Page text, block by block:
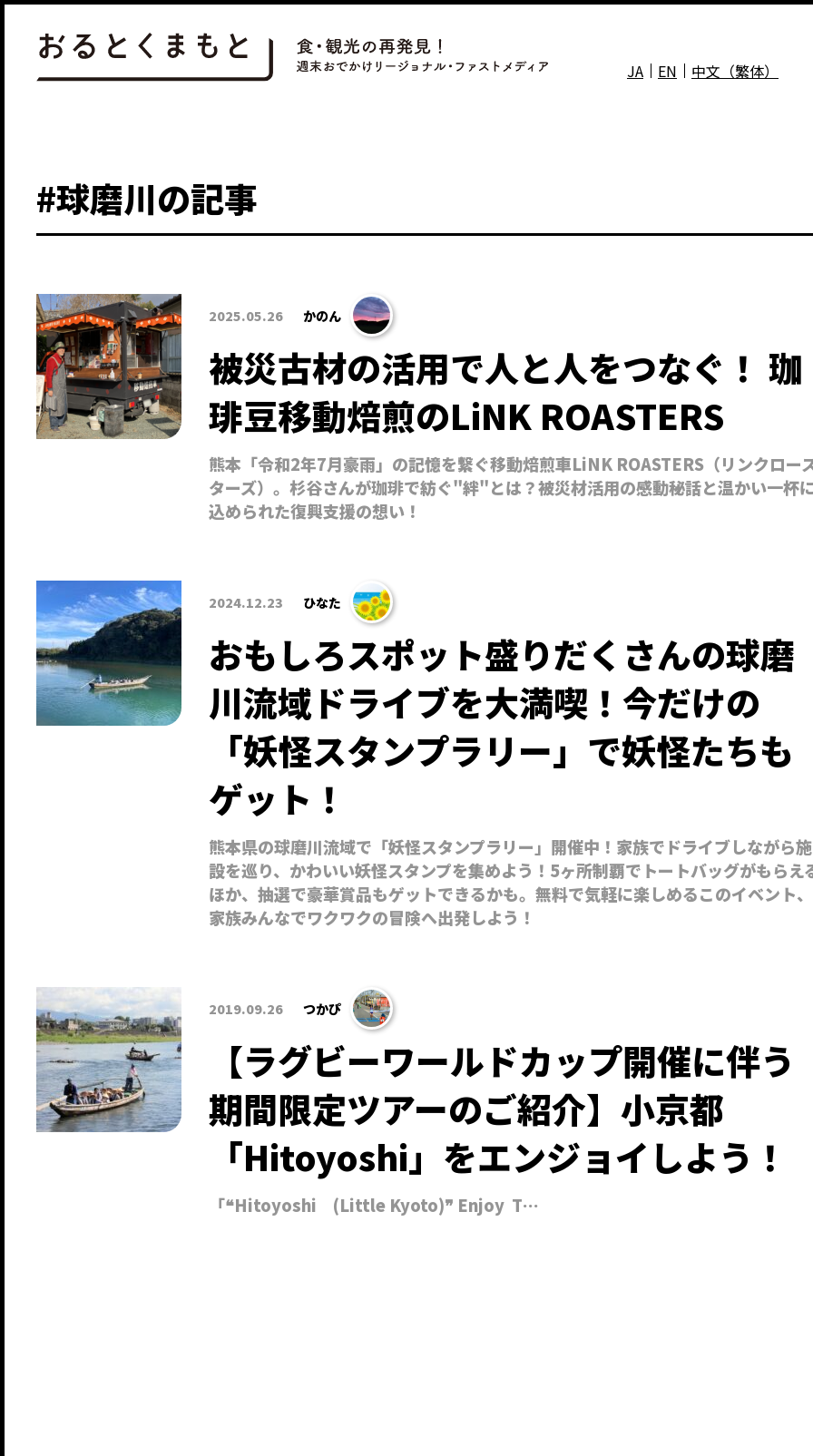
JA EN 中文（繁体）
#球磨川の記事
2025.05.26 かのん
被災古材の活用で人と人をつなぐ！ 珈
琲豆移動焙煎のLiNK ROASTERS
熊本「令和2年7月豪雨」の記憶を繋ぐ移動焙煎車LiNK ROASTERS（リンクロー
ターズ）。杉谷さんが珈琲で紡ぐ"絆"とは？被災材活用の感動秘話と温かい一杯
込められた復興支援の想い！
2024.12.23 ひなた
おもしろスポット盛りだくさんの球磨
川流域ドライブを大満喫！今だけの
「妖怪スタンプラリー」で妖怪たちも
ゲット！
熊本県の球磨川流域で「妖怪スタンプラリー」開催中！家族でドライブしながら施
設を巡り、かわいい妖怪スタンプを集めよう！5ヶ所制覇でトートバッグがもらえ
ほか、抽選で豪華賞品もゲットできるかも。無料で気軽に楽しめるこのイベント、
家族みんなでワクワクの冒険へ出発しよう！
2019.09.26 つかぴ
【ラグビーワールドカップ開催に伴う
期間限定ツアーのご紹介】小京都
「Hitoyoshi」をエンジョイしよう！
「❝Hitoyoshi (Little Kyoto)❞ Enjoy T…